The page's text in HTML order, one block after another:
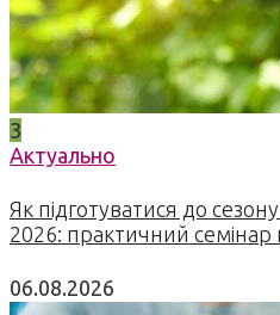
3
Актуально
Як підготуватися до
2026: практичний семінар
06.08.2026